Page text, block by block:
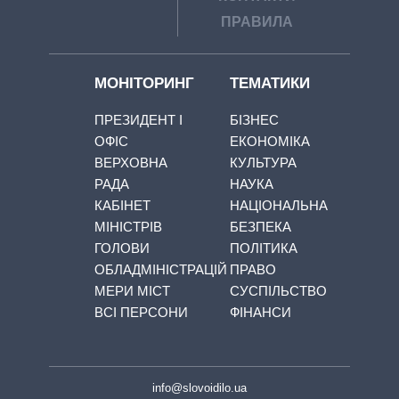
ПРАВИЛА
МОНІТОРИНГ
ПРЕЗИДЕНТ І
ОФІС
ВЕРХОВНА
РАДА
КАБІНЕТ
МІНІСТРІВ
ГОЛОВИ
ОБЛАДМІНІСТРАЦІЙ
МЕРИ МІСТ
ВСІ ПЕРСОНИ
ТЕМАТИКИ
БІЗНЕС
ЕКОНОМІКА
КУЛЬТУРА
НАУКА
НАЦІОНАЛЬНА
БЕЗПЕКА
ПОЛІТИКА
ПРАВО
СУСПІЛЬСТВО
ФІНАНСИ
info@slovoidilo.ua